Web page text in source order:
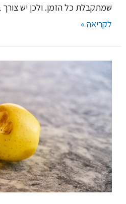
שמתקבלת כל הזמן. ולכן יש צורך
לקריאה »